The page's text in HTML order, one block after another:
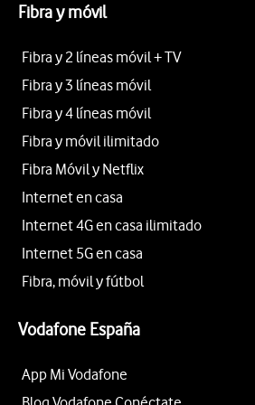
Fibra y móvil
Fibra y 2 líneas móvil + TV
Fibra y 3 líneas móvil
Fibra y 4 líneas móvil
Fibra y móvil ilimitado
Fibra Móvil y Netflix
Internet en casa
Internet 4G en casa ilimitado
Internet 5G en casa
Fibra, móvil y fútbol
Vodafone España
App Mi Vodafone